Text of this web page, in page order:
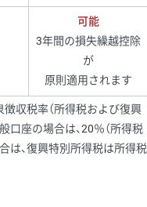
可能
3年間の損失繰越控除
が
原則適用されます
収税率（所得税および復興
口座の場合は、20％（所得税
は、復興特別所得税は所得税